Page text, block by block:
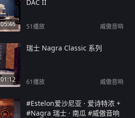
05:46
DAC II
51播放 威傲音响
01:12
瑞士 Nagra Classic 系列
61播放 威傲音响
#Estelon爱沙尼亚 · 爱诗特浓 +
#Nagra 瑞士 · 南瓜 #威傲音响